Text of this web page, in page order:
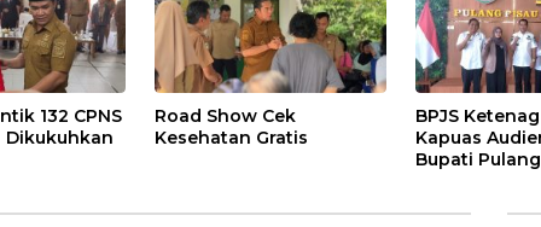
132 CPNS
Dikukuhkan
Road Show Cek
Kesehatan Gratis
BPJS
Kapuas
Bupati